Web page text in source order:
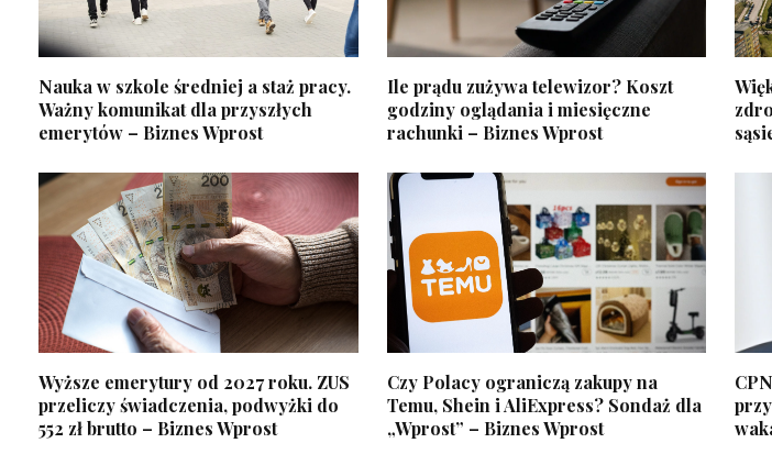
Nauka w szkole średniej a staż pracy.
Ważny komunikat dla przyszłych
emerytów – Biznes Wprost
Ile prądu zużywa telewizor? Koszt
godziny oglądania i miesięczne
rachunki – Biznes Wprost
Wyższe emerytury od 2027 roku. ZUS
przeliczy świadczenia, podwyżki do
552 zł brutto – Biznes Wprost
Czy Polacy ograniczą zakupy na
Temu, Shein i AliExpress? Sondaż dla
„Wprost” – Biznes Wprost